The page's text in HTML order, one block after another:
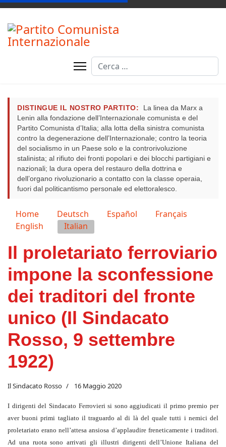
Cerca
DISTINGUE IL NOSTRO PARTITO:
La linea da Marx a
Lenin alla fondazione dell’Internazionale comunista e del
Partito Comunista d’Italia; alla lotta della sinistra comunista
contro la degenerazione dell’Internazionale; contro la teoria
del socialismo in un Paese solo e la controrivoluzione
stalinista; al rifiuto dei fronti popolari e dei blocchi partigiani e
nazionali; la dura opera del restauro della dottrina e
dell’organo rivoluzionario a contatto con la classe operaia,
fuori dal politicantismo personale ed elettoralesco.
Seleziona la tua lingua
Home Deutsch Español
Français
English
Italian
Il proletariato ferroviario
impone la sconfessione
dei traditori del fronte
unico (Il Sindacato
Rosso, 9 settembre
1922)
Il Sindacato Rosso 16 Maggio 2020
I dirigenti del Sindacato Ferrovieri si sono aggiudicati il primo premio per
aver buoni primi tagliato il traguardo al di là del quale tutti i nemici del
proletariato erano nell’attesa ansiosa d’applaudire freneticamente i traditori.
Ad una ruota sono arrivati gli illustri dirigenti dell’Unione Italiana del